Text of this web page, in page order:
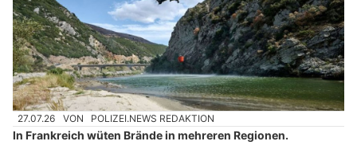
27.07.26 VON POLIZEI.NEWS REDAKTION
In Frankreich wüten Brände in mehreren Regionen.